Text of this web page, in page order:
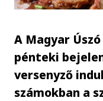
A Magyar
pénteki
versenyző
számokban a